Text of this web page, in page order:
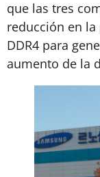
que las tres
reducción en
DDR4 para
aumento de la